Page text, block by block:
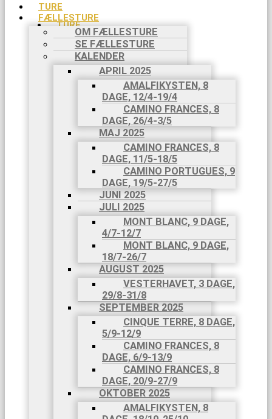
TURE
FÆLLESTURE
OM FÆLLESTURE
SE FÆLLESTURE
KALENDER
APRIL 2025
AMALFIKYSTEN, 8
DAGE, 12/4-19/4
CAMINO FRANCES, 8
DAGE, 26/4-3/5
MAJ 2025
CAMINO FRANCES, 8
DAGE, 11/5-18/5
CAMINO PORTUGUES, 9
DAGE, 19/5-27/5
JUNI 2025
JULI 2025
MONT BLANC, 9 DAGE,
4/7-12/7
MONT BLANC, 9 DAGE,
18/7-26/7
AUGUST 2025
VESTERHAVET, 3 DAGE,
29/8-31/8
SEPTEMBER 2025
CINQUE TERRE, 8 DAGE,
5/9-12/9
CAMINO FRANCES, 8
DAGE, 6/9-13/9
CAMINO FRANCES, 8
DAGE, 20/9-27/9
OKTOBER 2025
AMALFIKYSTEN, 8
TURE
FÆLLESTURE
OM
FÆLLESTURE
SE
FÆLLESTURE
KALENDER
APRIL 2025
AMALFIKYSTEN,
8 DAGE,
12/4-
19/4
CAMINO
FRANCES,
8 DAGE,
26/4-3/5
MAJ 2025
CAMINO
FRANCES,
8 DAGE,
11/5-
18/5
CAMINO
PORTUGUES,
9 DAGE,
19/5-
27/5
JUNI
2025
JULI 2025
MONT
BLANC, 9
DAGE, 4/7-
12/7